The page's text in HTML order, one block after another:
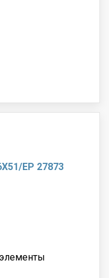
EP 27873